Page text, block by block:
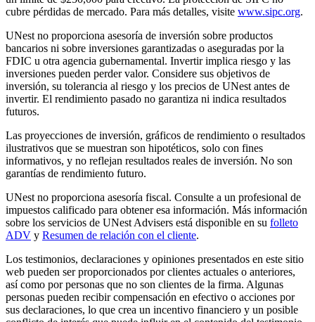
cubre pérdidas de mercado. Para más detalles, visite www.sipc.org.
UNest no proporciona asesoría de inversión sobre productos
bancarios ni sobre inversiones garantizadas o aseguradas por la
FDIC u otra agencia gubernamental. Invertir implica riesgo y las
inversiones pueden perder valor. Considere sus objetivos de
inversión, su tolerancia al riesgo y los precios de UNest antes de
invertir. El rendimiento pasado no garantiza ni indica resultados
futuros.
Las proyecciones de inversión, gráficos de rendimiento o resultados
ilustrativos que se muestran son hipotéticos, solo con fines
informativos, y no reflejan resultados reales de inversión. No son
garantías de rendimiento futuro.
UNest no proporciona asesoría fiscal. Consulte a un profesional de
impuestos calificado para obtener esa información. Más información
sobre los servicios de UNest Advisers está disponible en su folleto
ADV y Resumen de relación con el cliente.
Los testimonios, declaraciones y opiniones presentados en este sitio
web pueden ser proporcionados por clientes actuales o anteriores,
así como por personas que no son clientes de la firma. Algunas
personas pueden recibir compensación en efectivo o acciones por
sus declaraciones, lo que crea un incentivo financiero y un posible